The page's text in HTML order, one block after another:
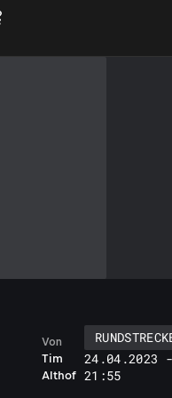
Tim
Althof
Von
24.04.2023
21:55